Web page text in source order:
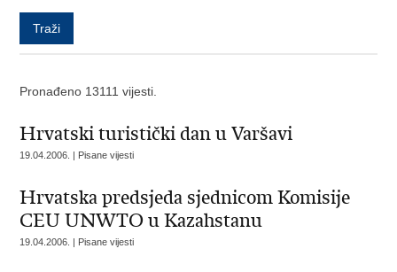
Pronađeno 13111 vijesti.
Hrvatski turistički dan u Varšavi
19.04.2006. | Pisane vijesti
Hrvatska predsjeda sjednicom Komisije
CEU UNWTO u Kazahstanu
19.04.2006. | Pisane vijesti